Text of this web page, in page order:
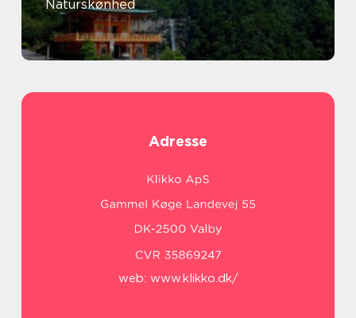
Naturskønhed
Adresse
web: www.klikko.dk/